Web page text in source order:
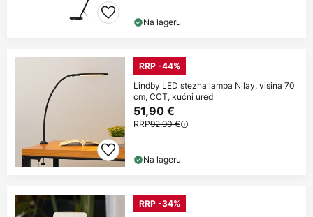
Na lageru
RRP -44%
Lindby LED stezna lampa Nilay, visina 70
cm, CCT, kućni ured
51,90 €
RRP92,90 €
Na lageru
RRP -34%